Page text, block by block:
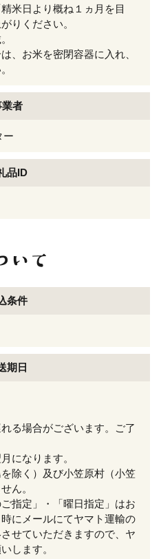
米日より概ね１ヵ月を目
りください。
、お米を密閉容器に入れ、
業者
ー
品ID
条件
期日
る場合がございます。ご了
になります。
除く）及び小笠原村（小笠
ん。
指定」・「曜日指定」はお
にメールにてヤマト運輸の
せていただきますので、ヤ
します。